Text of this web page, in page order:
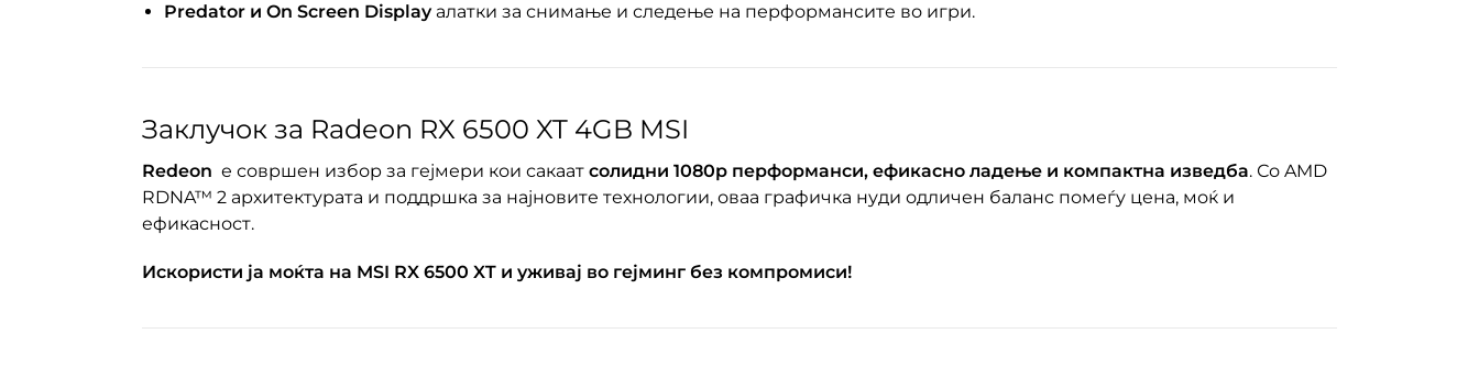
Predator и On Screen Displayалатки за снимање и следење на перформансите во игри.
Заклучок за Rаdeon RX 6500 XT 4GB MSI
Redeon е совршен избор за гејмери кои сакаат солидни 1080p перформанси, ефикасно ладење и компактна изведба. Со AMD
RDNA™ 2 архитектурата и поддршка за најновите технологии, оваа графичка нуди одличен баланс помеѓу цена, моќ и
ефикасност.
Искористи ја моќта на MSI RX 6500 XT и уживај во гејминг без компромиси!